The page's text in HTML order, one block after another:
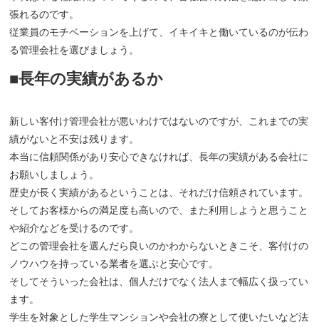
張れるのです。
従業員のモチベーションを上げて、イキイキと働いているのが伝わ
る管理会社を選びましょう。
■長年の実績があるか
新しい客付け管理会社が悪いわけではないのですが、これまでの実
績がないと不安は残ります。
本当に信頼関係があり安心できなければ、長年の実績がある会社に
お願いしましょう。
歴史が長く実績があるということは、それだけ信頼されています。
そしてお客様からの満足度も高いので、また利用しようと思うこと
や紹介などを受けるのです。
どこの管理会社を選んだら良いのかわからないときこそ、客付けの
ノウハウを持っている業者を選ぶと安心です。
そしてそういった会社は、個人だけでなく法人まで幅広く扱ってい
ます。
学生を対象とした学生マンションや会社の寮として使いたいなど法